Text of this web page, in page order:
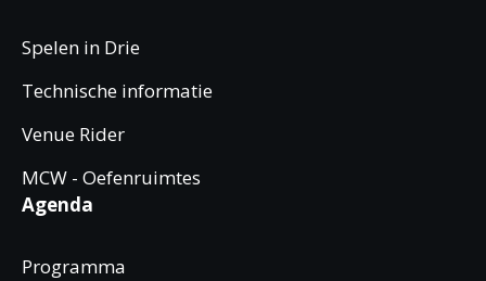
Spelen in Drie
Technische informatie
Venue Rider
MCW - Oefenruimtes
Agenda
Programma